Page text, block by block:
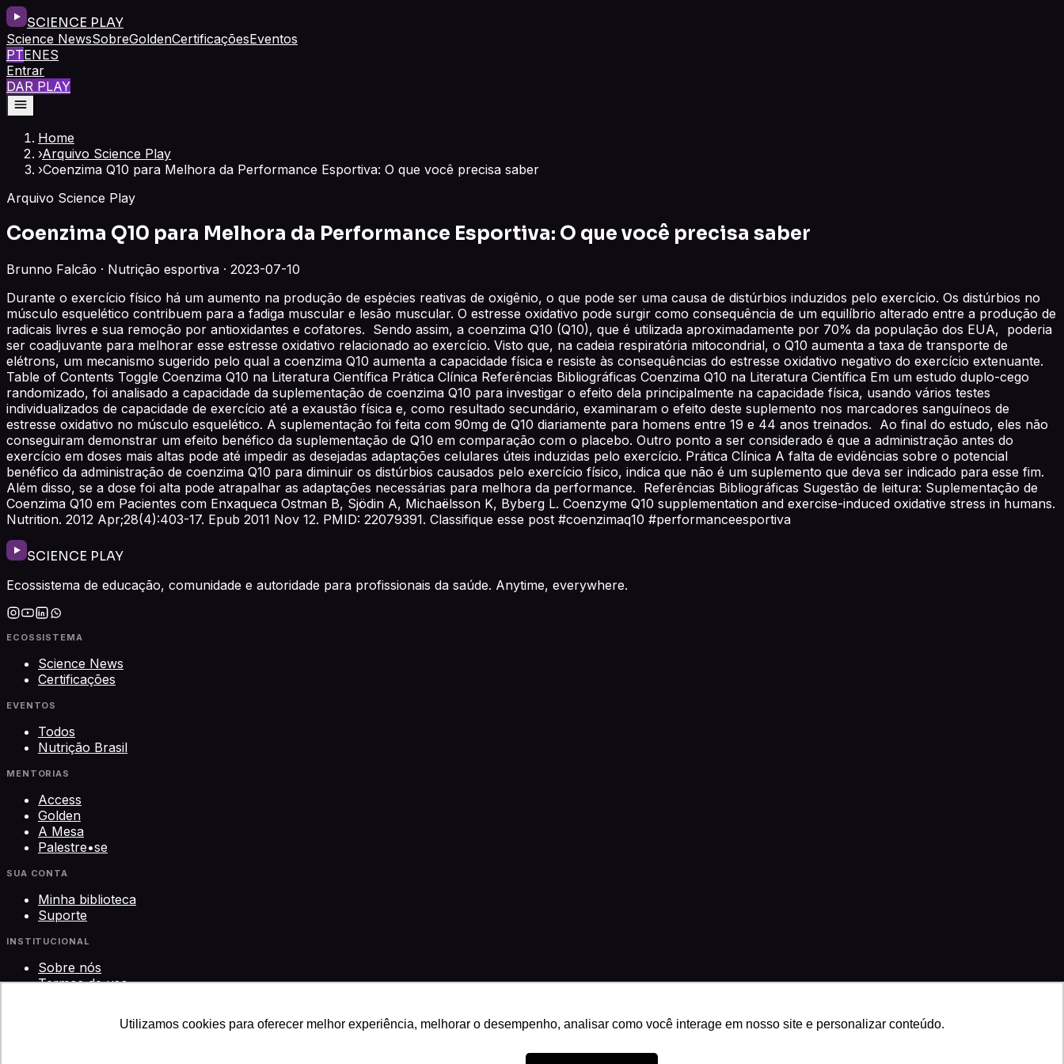
Utilizamos cookies para oferecer melhor experiência, melhorar o desempenho, analisar como você interage em nosso site e personalizar conteúdo.
SCIENCE PLAY
Science NewsSobreGoldenCertificaçõesEventos
PTENES
Entrar
DAR PLAY
Home
›Arquivo Science Play
›Coenzima Q10 para Melhora da Performance Esportiva: O que você precisa saber
Arquivo Science Play
Coenzima Q10 para Melhora da Performance Esportiva: O que você precisa saber
Brunno Falcão · Nutrição esportiva · 2023-07-10
Durante o exercício físico há um aumento na produção de espécies reativas de oxigênio, o que pode ser uma causa de distúrbios induzidos pelo exercício. Os distúrbios no
músculo esquelético contribuem para a fadiga muscular e lesão muscular. O estresse oxidativo pode surgir como consequência de um equilíbrio alterado entre a produção de
radicais livres e sua remoção por antioxidantes e cofatores. Sendo assim, a coenzima Q10 (Q10), que é utilizada aproximadamente por 70% da população dos EUA, poderia
ser coadjuvante para melhorar esse estresse oxidativo relacionado ao exercício. Visto que, na cadeia respiratória mitocondrial, o Q10 aumenta a taxa de transporte de
elétrons, um mecanismo sugerido pelo qual a coenzima Q10 aumenta a capacidade física e resiste às consequências do estresse oxidativo negativo do exercício extenuante.
Table of Contents Toggle Coenzima Q10 na Literatura Científica Prática Clínica Referências Bibliográficas Coenzima Q10 na Literatura Científica Em um estudo duplo-cego
randomizado, foi analisado a capacidade da suplementação de coenzima Q10 para investigar o efeito dela principalmente na capacidade física, usando vários testes
individualizados de capacidade de exercício até a exaustão física e, como resultado secundário, examinaram o efeito deste suplemento nos marcadores sanguíneos de
estresse oxidativo no músculo esquelético. A suplementação foi feita com 90mg de Q10 diariamente para homens entre 19 e 44 anos treinados. Ao final do estudo, eles não
conseguiram demonstrar um efeito benéfico da suplementação de Q10 em comparação com o placebo. Outro ponto a ser considerado é que a administração antes do
exercício em doses mais altas pode até impedir as desejadas adaptações celulares úteis induzidas pelo exercício. Prática Clínica A falta de evidências sobre o potencial
benéfico da administração de coenzima Q10 para diminuir os distúrbios causados pelo exercício físico, indica que não é um suplemento que deva ser indicado para esse fim.
Além disso, se a dose foi alta pode atrapalhar as adaptações necessárias para melhora da performance. Referências Bibliográficas Sugestão de leitura: Suplementação de
Coenzima Q10 em Pacientes com Enxaqueca Ostman B, Sjödin A, Michaëlsson K, Byberg L. Coenzyme Q10 supplementation and exercise-induced oxidative stress in humans.
Nutrition. 2012 Apr;28(4):403-17. Epub 2011 Nov 12. PMID: 22079391. Classifique esse post #coenzimaq10 #performanceesportiva
SCIENCE PLAY
Ecossistema de educação, comunidade e autoridade para profissionais da saúde. Anytime, everywhere.
ECOSSISTEMA
Science News
Certificações
EVENTOS
Todos
Nutrição Brasil
MENTORIAS
Access
Golden
A Mesa
Palestre•se
SUA CONTA
Minha biblioteca
Suporte
INSTITUCIONAL
Sobre nós
Termos de uso